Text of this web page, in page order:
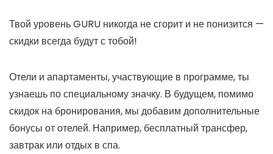
Твой уровень GURU никогда не сгорит и не понизится —
скидки всегда будут с тобой!
Отели и апартаменты, участвующие в программе, ты
узнаешь по специальному значку. В будущем, помимо
скидок на бронирования, мы добавим дополнительные
бонусы от отелей. Например, бесплатный трансфер,
завтрак или отдых в спа.